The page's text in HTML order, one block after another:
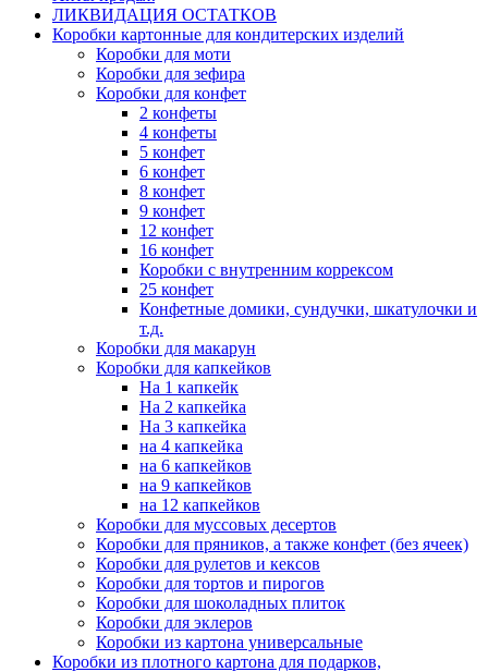
ЛИКВИДАЦИЯ ОСТАТКОВ
Коробки картонные для кондитерских изделий
Коробки для моти
Коробки для зефира
Коробки для конфет
2 конфеты
4 конфеты
5 конфет
6 конфет
8 конфет
9 конфет
12 конфет
16 конфет
Коробки с внутренним коррексом
25 конфет
Конфетные домики, сундучки, шкатулочки и
т.д.
Коробки для макарун
Коробки для капкейков
На 1 капкейк
На 2 капкейка
На 3 капкейка
на 4 капкейка
на 6 капкейков
на 9 капкейков
на 12 капкейков
Коробки для муссовых десертов
Коробки для пряников, а также конфет (без ячеек)
Коробки для рулетов и кексов
Коробки для тортов и пирогов
Коробки для шоколадных плиток
Коробки для эклеров
Коробки из картона универсальные
Коробки из плотного картона для подарков,